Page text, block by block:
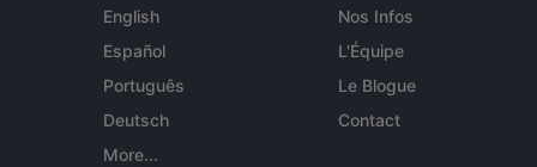
English
Español
Português
Deutsch
More...
Nos Infos
L'Équipe
Le Blogue
Contact